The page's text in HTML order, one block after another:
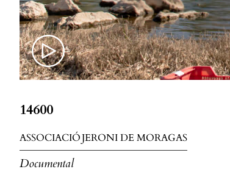
14600
ASSOCIACIÓ JERONI DE MORAGAS
Documental